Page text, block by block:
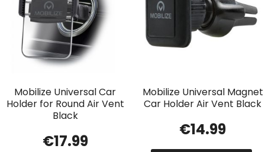
Mobilize Universal Car
Holder for Round Air Vent
Black
€17.99
Mobilize Universal Magnet
Car Holder Air Vent Black
€14.99